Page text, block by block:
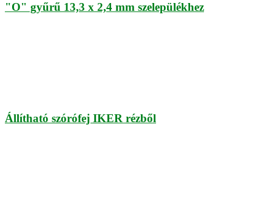
"O" gyűrű 13,3 x 2,4 mm szelepülékhez
Állítható szórófej IKER rézből